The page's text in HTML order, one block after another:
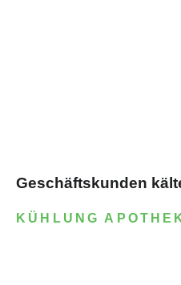
Geschäftskunden
KÜHLUNG